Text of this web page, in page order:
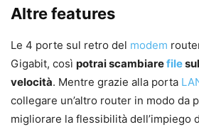
Altre features
Le 4 porte sul retro del modem
Gigabit, così potrai scambiarefile
velocità. Mentre grazie alla porta
collegare un’altro router in modo da
migliorare la flessibilità dell’impiego